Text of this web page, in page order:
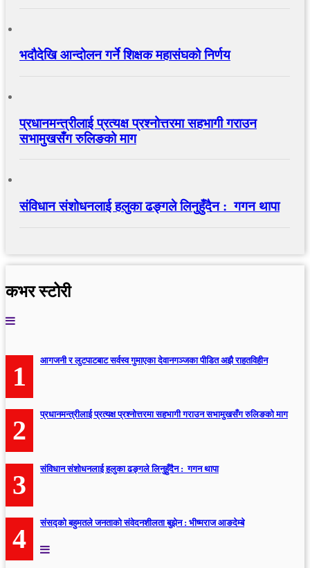
भदौदेखि आन्दोलन गर्ने शिक्षक महासंघको निर्णय
प्रधानमन्त्रीलाई प्रत्यक्ष प्रश्नोत्तरमा सहभागी गराउन
सभामुखसँग रुलिङको माग
संविधान संशोधनलाई हलुका ढङ्गले लिनुहुँदैन : गगन थापा
कभर स्टोरी
1
आगजनी र लुटपाटबाट सर्वस्व गुमाएका देवानगञ्जका पीडित अझै राहतविहीन
2
प्रधानमन्त्रीलाई प्रत्यक्ष प्रश्नोत्तरमा सहभागी गराउन सभामुखसँग रुलिङको माग
3
संविधान संशोधनलाई हलुका ढङ्गले लिनुहुँदैन : गगन थापा
4
संसद्को बहुमतले जनताको संवेदनशीलता बुझेन : भीष्मराज आङदेम्बे